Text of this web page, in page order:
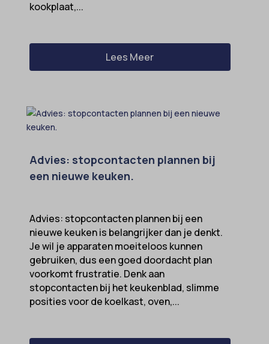
kookplaat,...
Lees Meer
Advies: stopcontacten plannen bij
een nieuwe keuken.
Advies: stopcontacten plannen bij een
nieuwe keuken is belangrijker dan je denkt.
Je wil je apparaten moeiteloos kunnen
gebruiken, dus een goed doordacht plan
voorkomt frustratie. Denk aan
stopcontacten bij het keukenblad, slimme
posities voor de koelkast, oven,...